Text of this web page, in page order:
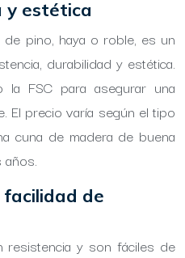
y estética
de pino, haya o roble, es un
durabilidad y estética.
la FSC para asegurar una
El precio varía según el tipo
cuna de madera de buena
de
resistencia y son fáciles de